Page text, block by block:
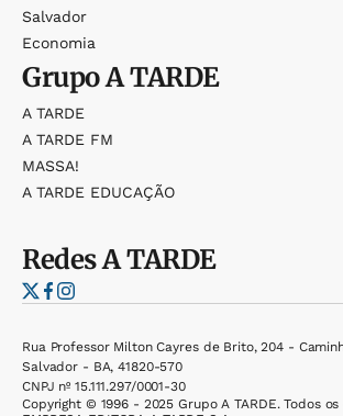
Salvador
Economia
GrupoA TARDE
A TARDE
A TARDE FM
MASSA!
A TARDE EDUCAÇÃO
RedesA TARDE
Rua Professor Milton Cayres de Brito, 204 -
Salvador - BA, 41820-570
CNPJ nº 15.111.297/0001-30
Copyright © 1996 - 2025 Grupo A TARDE. Todos